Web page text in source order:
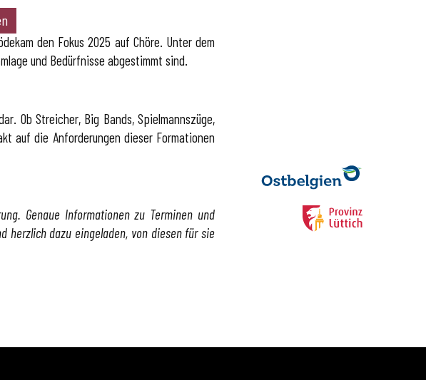
den Fokus 2025 auf Chöre. Unter dem
und Bedürfnisse abgestimmt sind.
Ob Streicher, Big Bands, Spielmannszüge,
auf die Anforderungen dieser Formationen
Genaue Informationen zu Terminen und
herzlich dazu eingeladen, von diesen für sie